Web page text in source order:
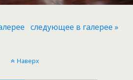
следующее в галерее »
Наверх